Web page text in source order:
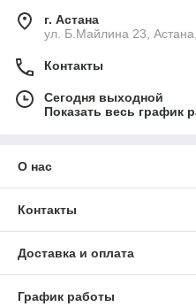
г. Астана
ул. Б.Майлина 23,
Контакты
Сегодня выходной
Показать весь график
О нас
Контакты
Доставка и оплата
График работы